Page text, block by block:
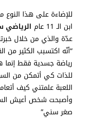
للإضاءة على هذا النوع
ابن الـ 11 عام
الرياضي
عدّة والذي من خلال
“أنّه اكتسبب الكثير من
رياضة جسدية فقط إنما
للذات كي أتمكن من
اللعبة علمتني كيف
وأصبحت شخص أعيش
صغر سني”